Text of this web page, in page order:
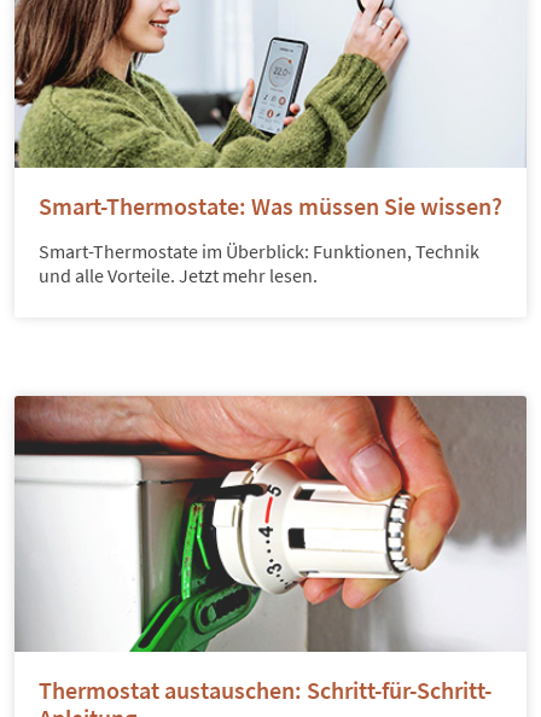
Smart-Thermostate: Was müssen Sie wissen?
Smart-Thermostate im Überblick: Funktionen, Technik
und alle Vorteile. Jetzt mehr lesen.
Thermostat austauschen: Schritt-für-Schritt-